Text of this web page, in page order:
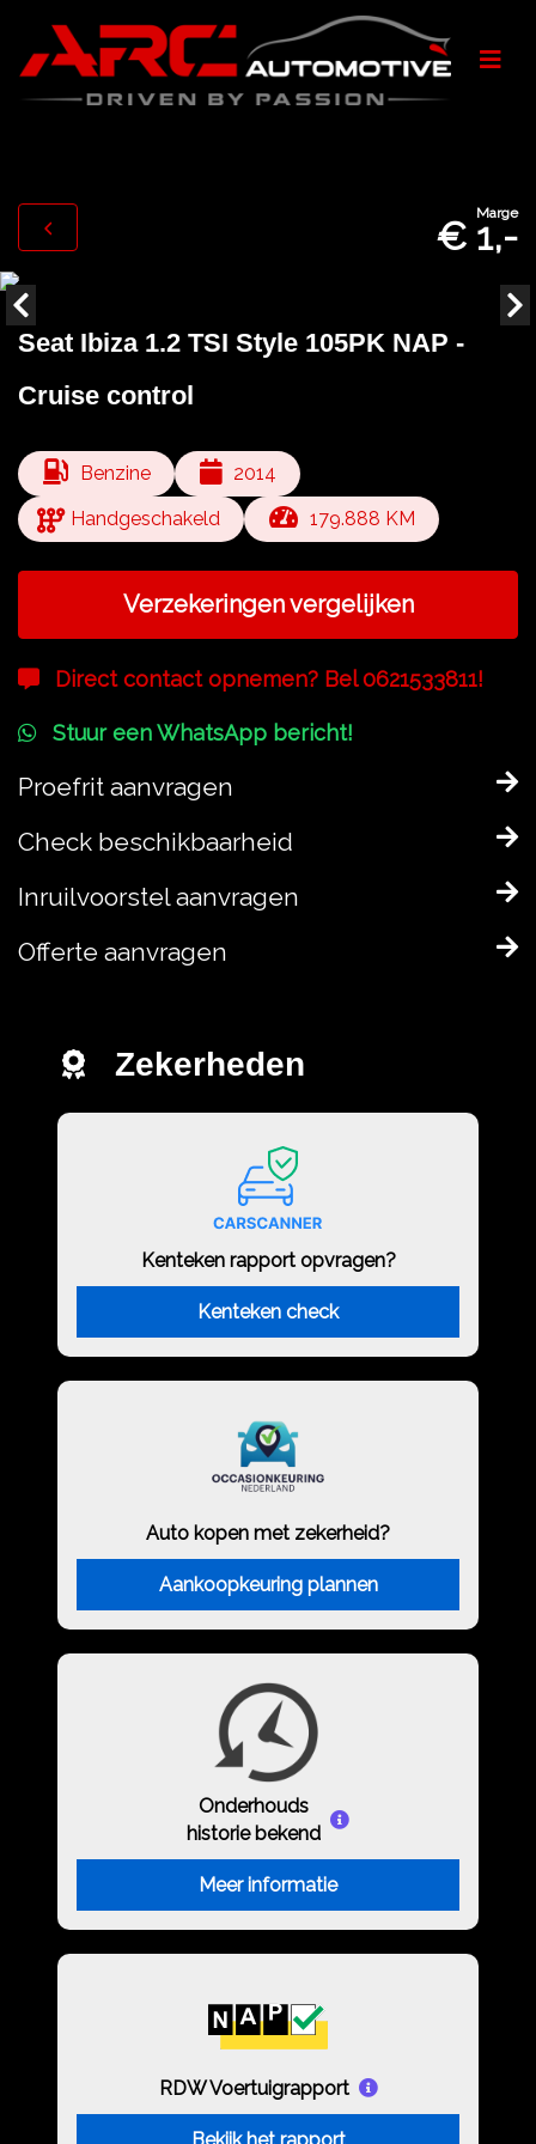
Marge
€ 1,-
Seat Ibiza 1.2 TSI Style 105PK NAP -
Cruise control
Benzine
2014
Handgeschakeld
179.888 KM
Verzekeringen vergelijken
Direct contact opnemen? Bel 0621533811!
Stuur een WhatsApp bericht!
Proefrit aanvragen
Check beschikbaarheid
Inruilvoorstel aanvragen
Offerte aanvragen
Zekerheden
Kenteken rapport opvragen?
Kenteken check
Auto kopen met zekerheid?
Aankoopkeuring plannen
Onderhouds
historie bekend
Meer informatie
RDW Voertuigrapport